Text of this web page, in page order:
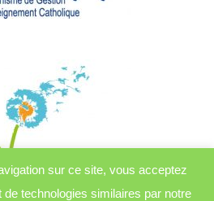
sur ce site, vous acceptez
de technologies similaires par notre